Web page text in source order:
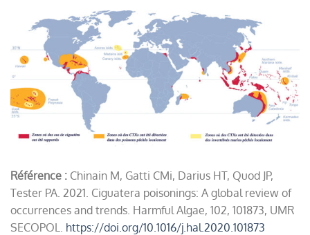
2000 et 2018 dans huit pays/régions où la ciguatéra est
endémique
où des cas de ciguatéra ont été rapportés. En orange et
jaune, les régions où les ciguatoxines (CTXs) ont été
détectées respectivement dans des poissons et invertébrés
marins pêchés localement
Référence : Chinain M, Gatti CMi, Darius HT, Quod JP,
Tester PA. 2021. Ciguatera poisonings: A global review of
occurrences and trends. Harmful Algae, 102, 101873, UMR
SECOPOL. https://doi.org/10.1016/j.hal.2020.101873